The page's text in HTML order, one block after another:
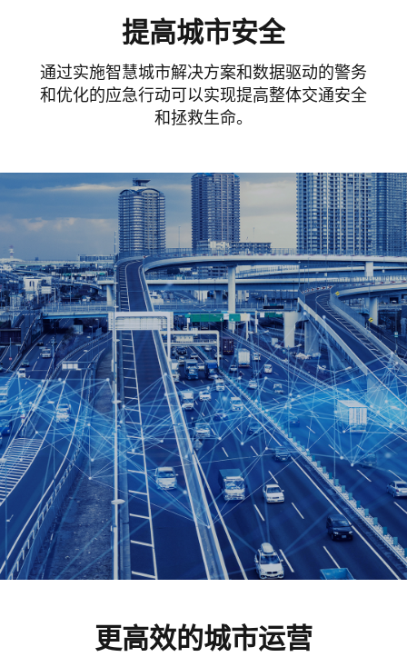
提高城市安全
通过实施智慧城市解决方案和数据驱动的警务
和优化的应急行动可以实现提高整体交通安全
和拯救生命。
更高效的城市运营